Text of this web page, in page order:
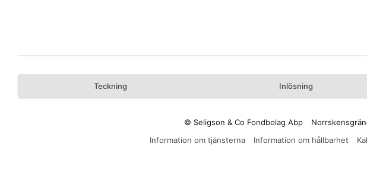
Teckning Inlösning
© Seligson & Co Fondbolag Abp
Information om tjänsterna
Information om hållbarhet